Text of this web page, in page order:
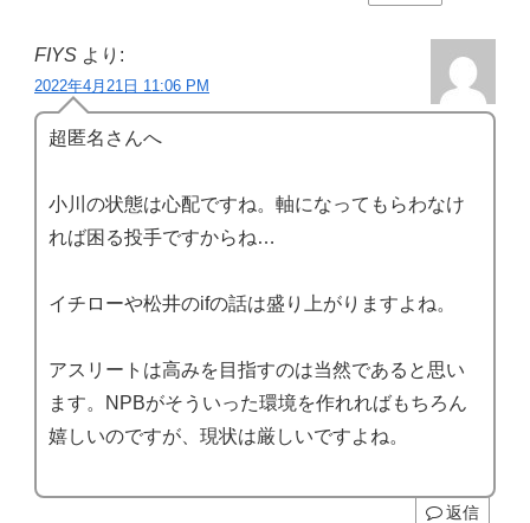
FIYS より:
2022年4月21日 11:06 PM
超匿名さんへ
小川の状態は心配ですね。軸になってもらわなけ
れば困る投手ですからね…
イチローや松井のifの話は盛り上がりますよね。
アスリートは高みを目指すのは当然であると思い
ます。NPBがそういった環境を作れればもちろん
嬉しいのですが、現状は厳しいですよね。
返信